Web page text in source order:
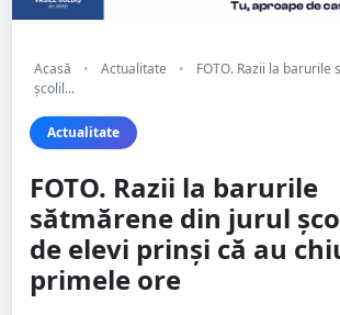
Acasă • Actualitate •
FOTO. Razii la
școlil...
Actualitate
FOTO. Razii la barurile
sătmărene din jurul
de elevi prinși că au
primele ore